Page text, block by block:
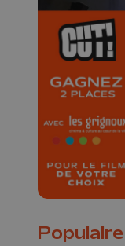
🎬
Les
Concours
Populaire